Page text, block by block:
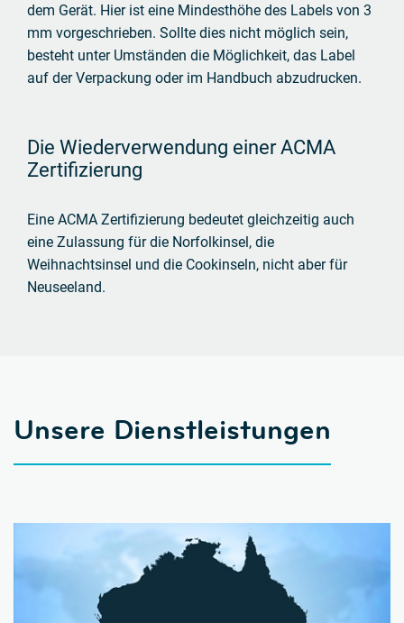
dem Gerät. Hier ist eine Mindesthöhe des Labels von 3
mm vorgeschrieben. Sollte dies nicht möglich sein,
besteht unter Umständen die Möglichkeit, das Label
auf der Verpackung oder im Handbuch abzudrucken.
Die Wiederverwendung einer ACMA
Zertifizierung
Eine ACMA Zertifizierung bedeutet gleichzeitig auch
eine Zulassung für die Norfolkinsel, die
Weihnachtsinsel und die Cookinseln, nicht aber für
Neuseeland.
Unsere Dienstleistungen